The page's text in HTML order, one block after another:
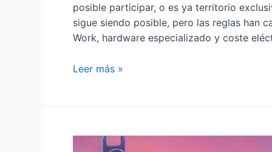
posible participar, o es ya territorio
sigue siendo posible, pero las reglas han
Work, hardware especializado y coste
Minería
Leer más »